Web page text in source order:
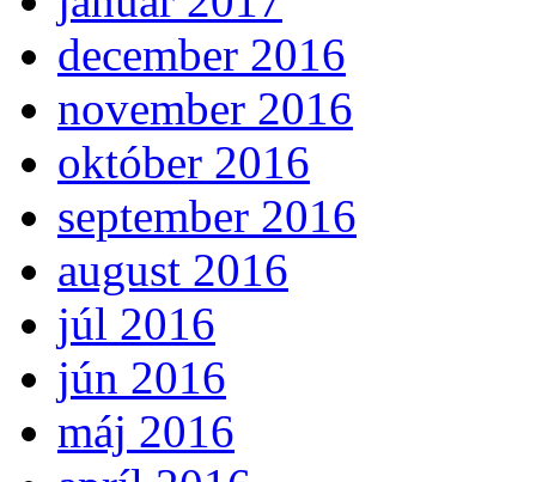
december 2016
november 2016
október 2016
september 2016
august 2016
júl 2016
jún 2016
máj 2016